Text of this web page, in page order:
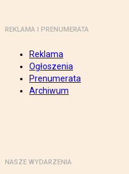
REKLAMA I PRENUMERATA
Reklama
Ogłoszenia
Prenumerata
Archiwum
NASZE WYDARZENIA